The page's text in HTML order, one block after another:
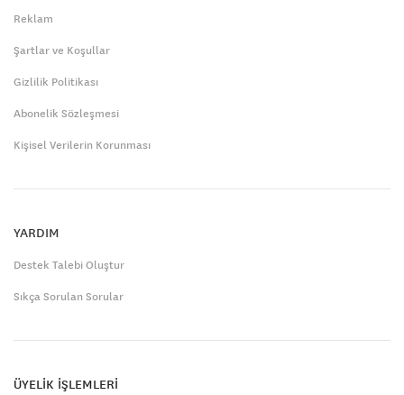
Reklam
Şartlar ve Koşullar
Gizlilik Politikası
Abonelik Sözleşmesi
Kişisel Verilerin Korunması
YARDIM
Destek Talebi Oluştur
Sıkça Sorulan Sorular
ÜYELİK İŞLEMLERİ